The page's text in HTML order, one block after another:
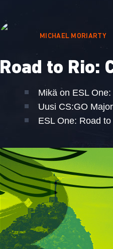
MICHAEL MORIARTY
Road to Rio:
Mikä on ESL
Uusi CS:GO
ESL One: Road